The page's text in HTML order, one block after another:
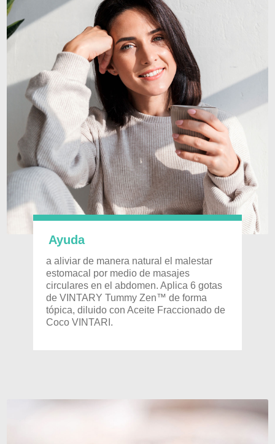
Ayuda
a aliviar de manera natural el malestar
estomacal por medio de masajes
circulares en el abdomen. Aplica 6 gotas
de VINTARY Tummy Zen™ de forma
tópica, diluido con Aceite Fraccionado de
Coco VINTARI.